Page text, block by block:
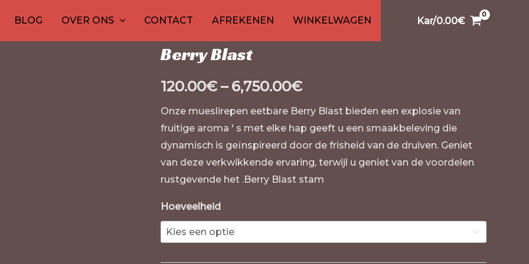
BLOG OVER ONS CONTACT AFREKENEN WINKELWAGEN Kar/0.00€
Berry Blast
120.00€ – 6,750.00€
Onze mueslirepen eetbare Berry Blast bieden een explosie van
fruitige aroma ' s met elke hap geeft u een smaakbeleving die
dynamisch is geïnspireerd door de frisheid van de druiven. Geniet
van deze verkwikkende ervaring, terwijl u geniet van de voordelen
rustgevende het .Berry Blast stam
Hoeveelheid
Blast
aantal
producten producten
product
product
product
producten
producten
producten
producten
productenproductenproducten
producten
productenproducten
producten
producten